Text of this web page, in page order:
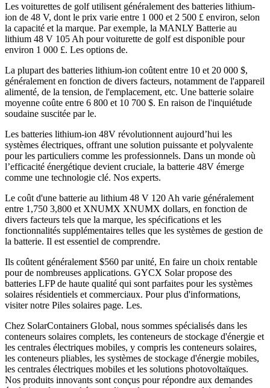
Les voiturettes de golf utilisent généralement des batteries lithium-
ion de 48 V, dont le prix varie entre 1 000 et 2 500 £ environ, selon
la capacité et la marque. Par exemple, la MANLY Batterie au
lithium 48 V 105 Ah pour voiturette de golf est disponible pour
environ 1 000 £. Les options de.
La plupart des batteries lithium-ion coûtent entre 10 et 20 000 $,
généralement en fonction de divers facteurs, notamment de l'appareil
alimenté, de la tension, de l'emplacement, etc. Une batterie solaire
moyenne coûte entre 6 800 et 10 700 $. En raison de l'inquiétude
soudaine suscitée par le.
Les batteries lithium-ion 48V révolutionnent aujourd’hui les
systèmes électriques, offrant une solution puissante et polyvalente
pour les particuliers comme les professionnels. Dans un monde où
l’efficacité énergétique devient cruciale, la batterie 48V émerge
comme une technologie clé. Nos experts.
Le coût d'une batterie au lithium 48 V 120 Ah varie généralement
entre 1,750 3,800 et XNUMX XNUMX dollars, en fonction de
divers facteurs tels que la marque, les spécifications et les
fonctionnalités supplémentaires telles que les systèmes de gestion de
la batterie. Il est essentiel de comprendre.
Ils coûtent généralement $560 par unité, En faire un choix rentable
pour de nombreuses applications. GYCX Solar propose des
batteries LFP de haute qualité qui sont parfaites pour les systèmes
solaires résidentiels et commerciaux. Pour plus d'informations,
visiter notre Piles solaires page. Les.
Chez SolarContainers Global, nous sommes spécialisés dans les
conteneurs solaires complets, les conteneurs de stockage d'énergie et
les centrales électriques mobiles, y compris les conteneurs solaires,
les conteneurs pliables, les systèmes de stockage d'énergie mobiles,
les centrales électriques mobiles et les solutions photovoltaïques.
Nos produits innovants sont conçus pour répondre aux demandes